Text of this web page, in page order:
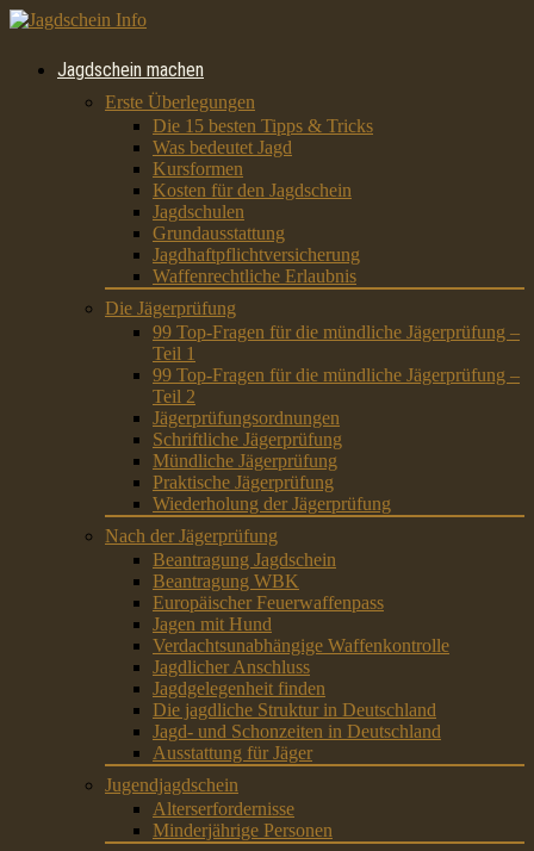
Jagdschein machen
Erste Überlegungen
Die 15 besten Tipps & Tricks
Was bedeutet Jagd
Kursformen
Kosten für den Jagdschein
Jagdschulen
Grundausstattung
Jagdhaftpflichtversicherung
Waffenrechtliche Erlaubnis
Die Jägerprüfung
99 Top-Fragen für die mündliche Jägerprüfung –
Teil 1
99 Top-Fragen für die mündliche Jägerprüfung –
Teil 2
Jägerprüfungsordnungen
Schriftliche Jägerprüfung
Mündliche Jägerprüfung
Praktische Jägerprüfung
Wiederholung der Jägerprüfung
Nach der Jägerprüfung
Beantragung Jagdschein
Beantragung WBK
Europäischer Feuerwaffenpass
Jagen mit Hund
Verdachtsunabhängige Waffenkontrolle
Jagdlicher Anschluss
Jagdgelegenheit finden
Die jagdliche Struktur in Deutschland
Jagd- und Schonzeiten in Deutschland
Ausstattung für Jäger
Jugendjagdschein
Alterserfordernisse
Minderjährige Personen